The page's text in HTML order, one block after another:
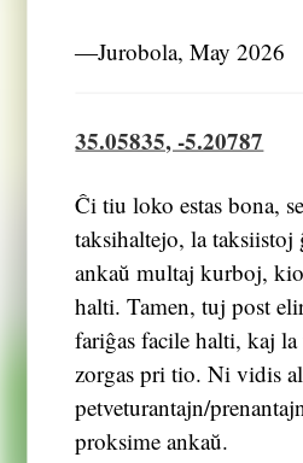
―Jurobola, May 2026
35.05835, -5.20787
Ĉi tiu loko estas bona,
taksihaltejo, la taksiistoj
ankaŭ multaj kurboj,
halti. Tamen, tuj post
fariĝas facile halti, kaj
zorgas pri tio. Ni vidis
petveturantajn/
proksime ankaŭ.